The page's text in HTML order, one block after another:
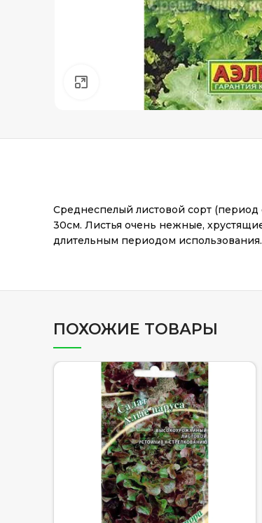
Нажмите, чтобы увеличить
Среднеспелый листовой сорт (период
30см. Листья очень нежные,
длительным периодом использования.
ПОХОЖИЕ ТОВАРЫ